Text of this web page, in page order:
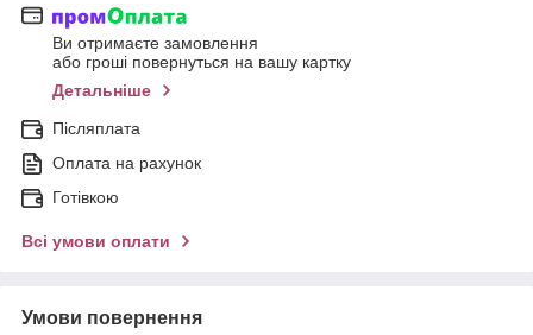
Ви отримаєте замовлення
або гроші повернуться на вашу картку
Детальніше
Післяплата
Оплата на рахунок
Готівкою
Всі умови оплати
Умови повернення